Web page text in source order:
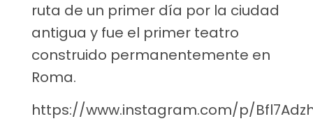
ruta de un primer día por la ciudad
antigua y fue el primer teatro
construido permanentemente en
Roma.
https://www.instagram.com/p/